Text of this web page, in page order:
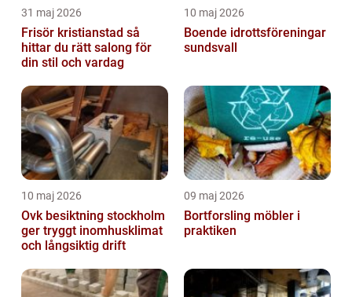
31 maj 2026
Frisör kristianstad så
hittar du rätt salong för
din stil och vardag
10 maj 2026
Boende idrottsföreningar
sundsvall
10 maj 2026
Ovk besiktning stockholm
ger tryggt inomhusklimat
och långsiktig drift
09 maj 2026
Bortforsling möbler i
praktiken